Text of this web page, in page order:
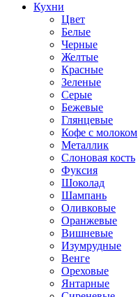
Кухни
Цвет
Белые
Черные
Желтые
Красные
Зеленые
Серые
Бежевые
Глянцевые
Кофе с молоком
Металлик
Слоновая кость
Фуксия
Шоколад
Шампань
Оливковые
Оранжевые
Вишневые
Изумрудные
Венге
Ореховые
Янтарные